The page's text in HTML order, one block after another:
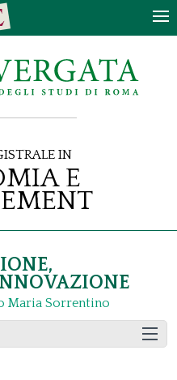
in
e
Maria Sorrentino